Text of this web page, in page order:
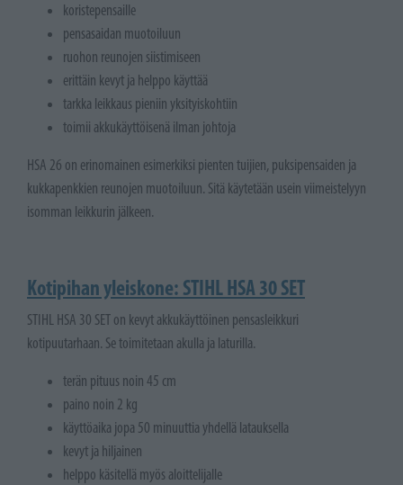
koristepensaille
pensasaidan muotoiluun
ruohon reunojen siistimiseen
erittäin kevyt ja helppo käyttää
tarkka leikkaus pieniin yksityiskohtiin
toimii akkukäyttöisenä ilman johtoja
HSA 26 on erinomainen esimerkiksi pienten tuijien, puksipensaiden ja
kukkapenkkien reunojen muotoiluun. Sitä käytetään usein viimeistelyyn
isomman leikkurin jälkeen.
Kotipihan yleiskone: STIHL HSA 30 SET
STIHL HSA 30 SET on kevyt akkukäyttöinen pensasleikkuri
kotipuutarhaan. Se toimitetaan akulla ja laturilla.
terän pituus noin 45 cm
paino noin 2 kg
käyttöaika jopa 50 minuuttia yhdellä latauksella
kevyt ja hiljainen
helppo käsitellä myös aloittelijalle